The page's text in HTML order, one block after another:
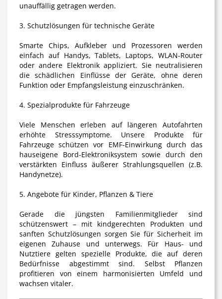
unauffällig getragen werden.
3. Schutzlösungen für technische Geräte
Smarte Chips, Aufkleber und Prozessoren werden
einfach auf Handys, Tablets, Laptops, WLAN-Router
oder andere Elektronik appliziert. Sie neutralisieren
die schädlichen Einflüsse der Geräte, ohne deren
Funktion oder Empfangsleistung einzuschränken.
4. Spezialprodukte für Fahrzeuge
Viele Menschen erleben auf längeren Autofahrten
erhöhte Stresssymptome. Unsere Produkte für
Fahrzeuge schützen vor EMF-Einwirkung durch das
hauseigene Bord-Elektroniksystem sowie durch den
verstärkten Einfluss äußerer Strahlungsquellen (z.B.
Handynetze).
5. Angebote für Kinder, Pflanzen & Tiere
Gerade die jüngsten Familienmitglieder sind
schützenswert – mit kindgerechten Produkten und
sanften Schutzlösungen sorgen Sie für Sicherheit im
eigenen Zuhause und unterwegs. Für Haus- und
Nutztiere gelten spezielle Produkte, die auf deren
Bedürfnisse abgestimmt sind. Selbst Pflanzen
profitieren von einem harmonisierten Umfeld und
wachsen vitaler.